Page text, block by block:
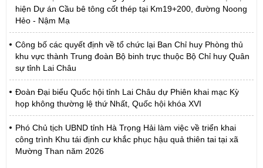
hiện Dự án Cầu bê tông cốt thép tại Km19+200, đường Noong
Hẻo - Nậm Mạ
Công bố các quyết định về tổ chức lại Ban Chỉ huy Phòng thủ
khu vực thành Trung đoàn Bộ binh trực thuộc Bộ Chỉ huy Quân
sự tỉnh Lai Châu
Đoàn Đại biểu Quốc hội tỉnh Lai Châu dự Phiên khai mạc Kỳ
họp không thường lệ thứ Nhất, Quốc hội khóa XVI
Phó Chủ tịch UBND tỉnh Hà Trọng Hải làm việc về triển khai
công trình Khu tái định cư khắc phục hậu quả thiên tai tại xã
Mường Than năm 2026